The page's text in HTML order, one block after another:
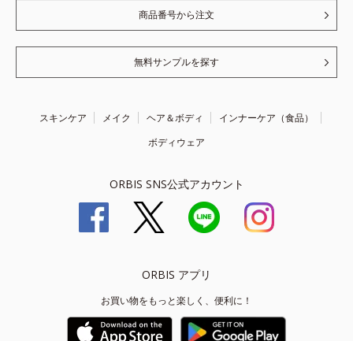
商品番号から注文
無料サンプルを探す
スキンケア メイク ヘア＆ボディ
インナーケア（食品）
ボディウェア
ORBIS SNS公式アカウント
ORBIS アプリ
お買い物をもっと楽しく、便利に！